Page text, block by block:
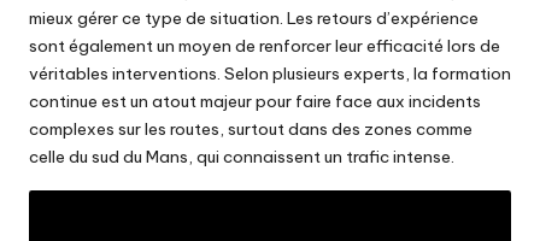
mieux gérer ce type de situation. Les retours d’expérience
sont également un moyen de renforcer leur efficacité lors de
véritables interventions. Selon plusieurs experts, la formation
continue est un atout majeur pour faire face aux incidents
complexes sur les routes, surtout dans des zones comme
celle du sud du Mans, qui connaissent un trafic intense.